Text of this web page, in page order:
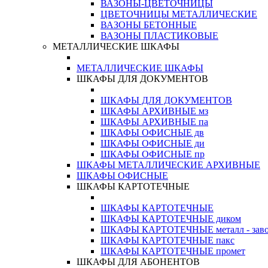
ВАЗОНЫ-ЦВЕТОЧНИЦЫ
ЦВЕТОЧНИЦЫ МЕТАЛЛИЧЕСКИЕ
ВАЗОНЫ БЕТОННЫЕ
ВАЗОНЫ ПЛАСТИКОВЫЕ
МЕТАЛЛИЧЕСКИЕ ШКАФЫ
МЕТАЛЛИЧЕСКИЕ ШКАФЫ
ШКАФЫ ДЛЯ ДОКУМЕНТОВ
ШКАФЫ ДЛЯ ДОКУМЕНТОВ
ШКАФЫ АРХИВНЫЕ мз
ШКАФЫ АРХИВНЫЕ па
ШКАФЫ ОФИСНЫЕ дв
ШКАФЫ ОФИСНЫЕ ди
ШКАФЫ ОФИСНЫЕ пр
ШКАФЫ МЕТАЛЛИЧЕСКИЕ АРХИВНЫЕ
ШКАФЫ ОФИСНЫЕ
ШКАФЫ КАРТОТЕЧНЫЕ
ШКАФЫ КАРТОТЕЧНЫЕ
ШКАФЫ КАРТОТЕЧНЫЕ диком
ШКАФЫ КАРТОТЕЧНЫЕ металл -
ШКАФЫ КАРТОТЕЧНЫЕ пакс
ШКАФЫ КАРТОТЕЧНЫЕ промет
ШКАФЫ ДЛЯ АБОНЕНТОВ